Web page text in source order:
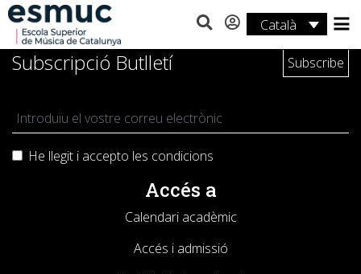
Català
Estudis
Serveis
Activitats
Subscripció Butlletí
He llegit i accepto les condicions
Accés a
Calendari acadèmic
Accés i admissió